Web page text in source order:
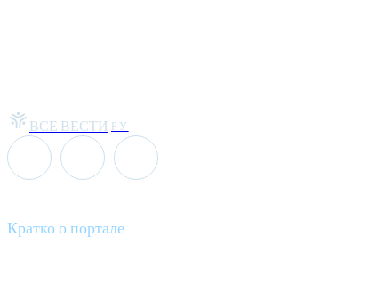
ВСЕ ВЕСТИ РУ
Кратко о портале